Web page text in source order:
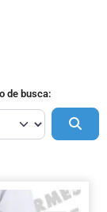
de busca: